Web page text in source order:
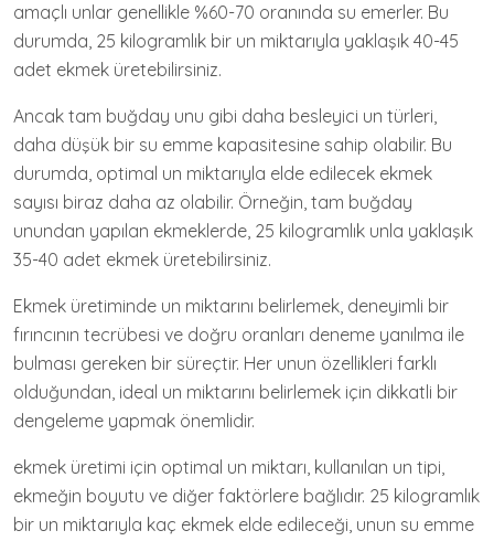
amaçlı unlar genellikle %60-70 oranında su emerler. Bu
durumda, 25 kilogramlık bir un miktarıyla yaklaşık 40-45
adet ekmek üretebilirsiniz.
Ancak tam buğday unu gibi daha besleyici un türleri,
daha düşük bir su emme kapasitesine sahip olabilir. Bu
durumda, optimal un miktarıyla elde edilecek ekmek
sayısı biraz daha az olabilir. Örneğin, tam buğday
unundan yapılan ekmeklerde, 25 kilogramlık unla yaklaşık
35-40 adet ekmek üretebilirsiniz.
Ekmek üretiminde un miktarını belirlemek, deneyimli bir
fırıncının tecrübesi ve doğru oranları deneme yanılma ile
bulması gereken bir süreçtir. Her unun özellikleri farklı
olduğundan, ideal un miktarını belirlemek için dikkatli bir
dengeleme yapmak önemlidir.
ekmek üretimi için optimal un miktarı, kullanılan un tipi,
ekmeğin boyutu ve diğer faktörlere bağlıdır. 25 kilogramlık
bir un miktarıyla kaç ekmek elde edileceği, unun su emme